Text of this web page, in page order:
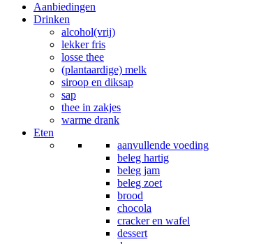
Aanbiedingen
Drinken
alcohol(vrij)
lekker fris
losse thee
(plantaardige) melk
siroop en diksap
sap
thee in zakjes
warme drank
Eten
aanvullende voeding
beleg hartig
beleg jam
beleg zoet
brood
chocola
cracker en wafel
dessert